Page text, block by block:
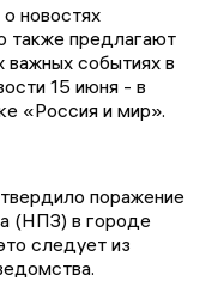
новостях
также предлагают
событиях в
15 июня - в
«Россия и мир».
поражение
(НПЗ) в городе
следует из